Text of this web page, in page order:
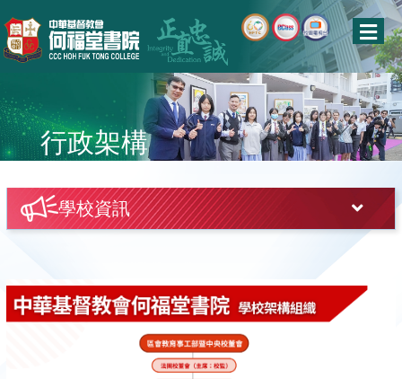
行政架構
學校資訊